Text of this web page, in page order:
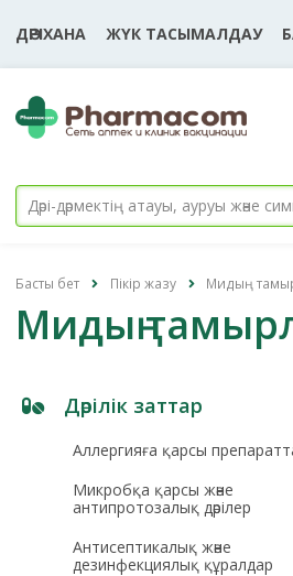
ДӘРІХАНА ЖҮК ТАСЫМАЛДАУ
Басты бет Пікір жазу Мидың
Мидың
Дәрілік заттар
Аллергияға қарсы
Микробқа қарсы және
антипротозалық дәрілер
Антисептикалық және
дезинфекциялық құралдар